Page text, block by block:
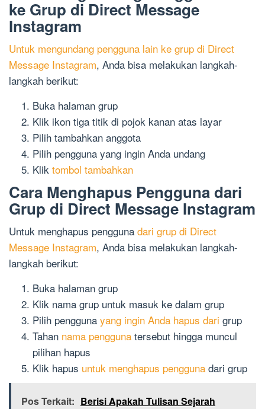
ke Grup di Direct Message
Instagram
Untuk mengundang pengguna lain ke grup di Direct
Message Instagram, Anda bisa melakukan langkah-
langkah berikut:
Buka halaman grup
Klik ikon tiga titik di pojok kanan atas layar
Pilih tambahkan anggota
Pilih pengguna yang ingin Anda undang
Klik tombol tambahkan
Cara Menghapus Pengguna dari
Grup di Direct Message Instagram
Untuk menghapus pengguna dari grup di Direct
Message Instagram, Anda bisa melakukan langkah-
langkah berikut:
Buka halaman grup
Klik nama grup untuk masuk ke dalam grup
Pilih pengguna yang ingin Anda hapus dari grup
Tahan nama pengguna tersebut hingga muncul
pilihan hapus
Klik hapus untuk menghapus pengguna dari grup
Pos Terkait: Berisi Apakah Tulisan Sejarah